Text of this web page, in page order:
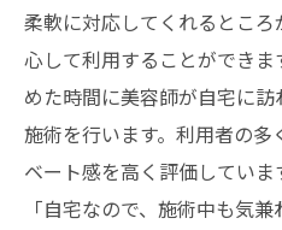
柔軟に対応してくれるとこ
心して利用することができ
めた時間に美容師が自宅に
施術を行います。利用者の
ベート感を高く評価してい
「自宅なので、施術中も気